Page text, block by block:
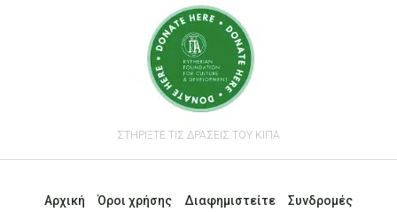
ΣΤΗΡΙΞΤΕ ΤΙΣ ΔΡΑΣΕΙΣ ΤΟΥ ΚΙΠΑ
Αρχική Όροι χρήσης Διαφημιστείτε Συνδρομές